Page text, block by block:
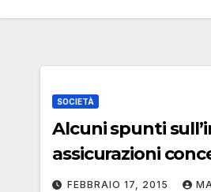
SOCIETÀ
Alcuni spunti
assicurazioni
FEBBRAIO 17, 2015